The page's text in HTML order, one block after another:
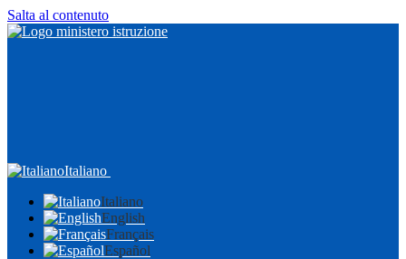
Salta al contenuto
Italiano
Italiano
English
Français
Español